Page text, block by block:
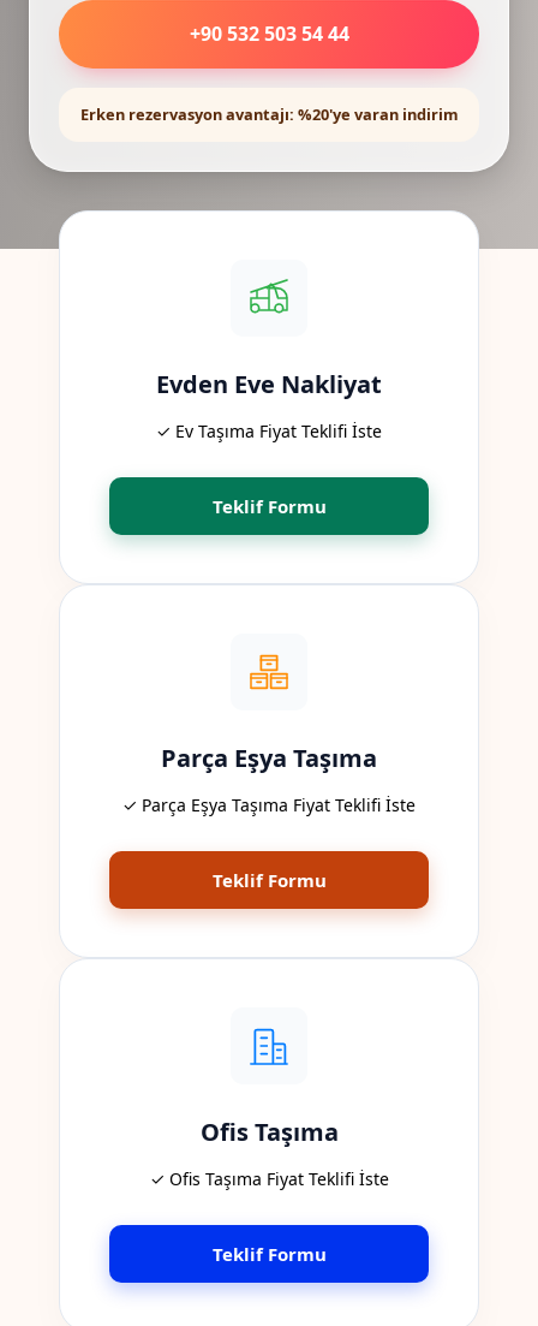
+90 532 503 54 44
Erken rezervasyon avantajı: %20'ye varan indirim
Evden Eve Nakliyat
✓ Ev Taşıma Fiyat Teklifi İste
Teklif Formu
Parça Eşya Taşıma
✓ Parça Eşya Taşıma Fiyat Teklifi İste
Teklif Formu
Ofis Taşıma
✓ Ofis Taşıma Fiyat Teklifi İste
Teklif Formu